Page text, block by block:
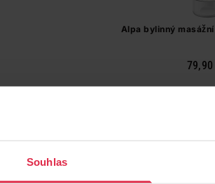
Souhlas
Alpa bylinný
79,90